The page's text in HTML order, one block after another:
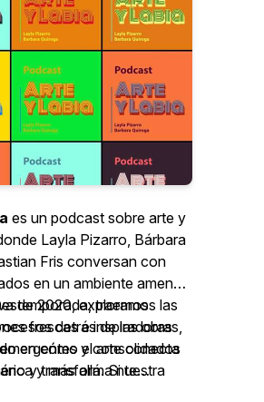
es un podcast sobre arte y
Layla Pizarro, Bárbara
Fris conversan con
en un ambiente ameno
2020, exploramos las
detrás de las obras,
en cómo el arte conecta
y transforma nuestra
el mundo.
temporada, traemos
frescas e inspiradoras
y consolidados
y más allá. Si te
y quieres descubrir